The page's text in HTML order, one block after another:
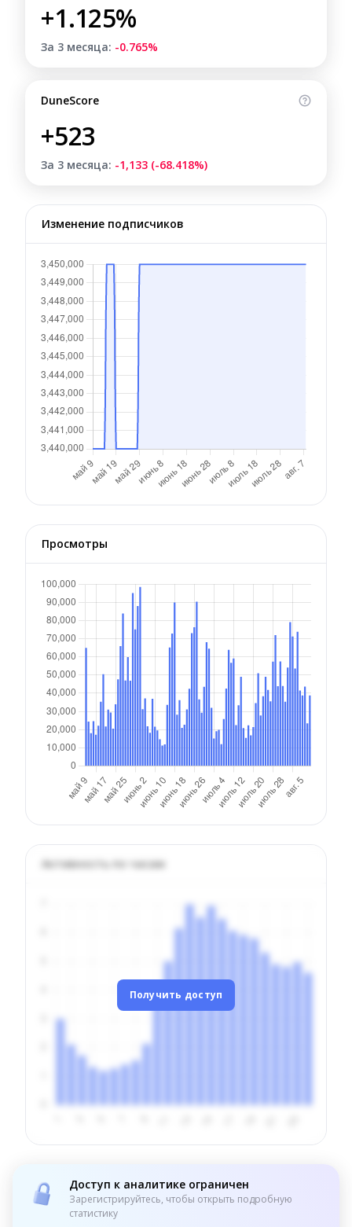
+1.125%
За 3 месяца: -0.765%
DuneScore
+523
За 3 месяца: -1,133 (-68.418%)
Изменение подписчиков
Просмотры
Активность по часам
Получить доступ
Доступ к аналитике ограничен
Зарегистрируйтесь, чтобы открыть подробную
статистику